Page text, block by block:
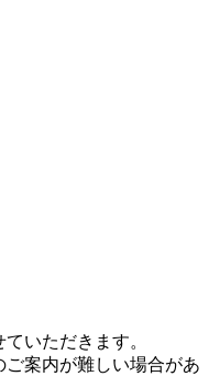
いただきます。
案内が難しい場合があ